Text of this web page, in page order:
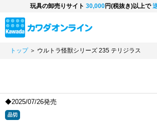
玩具の卸売りサイト 30,000円(税抜き)以上で
トップ＞ ウルトラ怪獣シリーズ 235 テリジラス
◆2025/07/26発売
品切